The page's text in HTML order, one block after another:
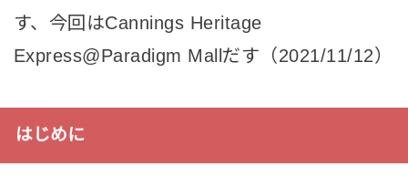
す、今回はCannings Heritage
Express@Paradigm Mallだす（2021/11/12）
はじめに